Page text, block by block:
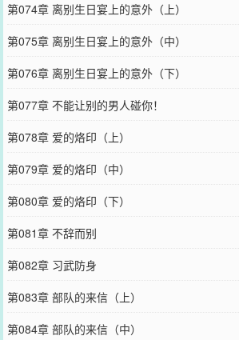
第074章 离别生日宴上的意外（上）
第075章 离别生日宴上的意外（中）
第076章 离别生日宴上的意外（下）
第077章 不能让别的男人碰你！
第078章 爱的烙印（上）
第079章 爱的烙印（中）
第080章 爱的烙印（下）
第081章 不辞而别
第082章 习武防身
第083章 部队的来信（上）
第084章 部队的来信（中）